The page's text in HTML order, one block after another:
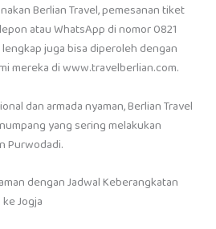
Berlian Travel, pemesanan tiket
atau WhatsApp di nomor 0821
juga bisa diperoleh dengan
mereka di www.travelberlian.com.
dan armada nyaman, Berlian Travel
yang sering melakukan
Purwodadi.
dengan Jadwal Keberangkatan
Jogja